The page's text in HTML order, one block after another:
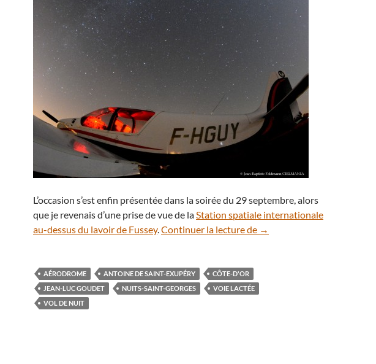
L’occasion s’est enfin présentée dans la soirée du 29 septembre, alors
que je revenais d’une prise de vue de laStation spatiale internationale
au-dessus du lavoir de Fussey.Continuer la lecture de Vol de nuit, un avion sous
→
AÉRODROME ANTOINE DE SAINT-EXUPÉRY
CÔTE-D'OR
JEAN-LUC GOUDET
NUITS-SAINT-GEORGES
VOIE LACTÉE
VOL DE NUIT